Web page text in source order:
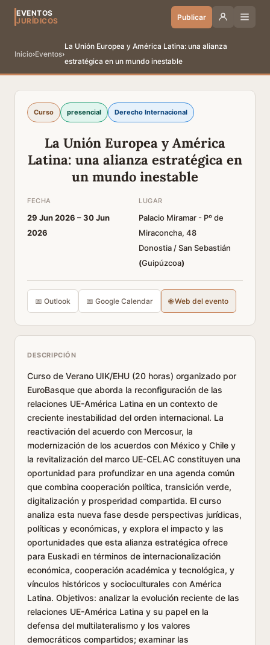
EVENTOS
JURÍDICOS
Publicar
Inicio›Eventos›
La Unión Europea y América Latina: una alianza
estratégica en un mundo inestable
Curso presencial Derecho Internacional
La Unión Europea y América
Latina: una alianza estratégica en
un mundo inestable
FECHA
29 Jun 2026 –30 Jun
2026
LUGAR
Palacio Miramar - Pº de
Miraconcha, 48
Donostia / San Sebastián
(Guipúzcoa)
📅 Outlook 📅 Google Calendar 🌐 Web del evento
DESCRIPCIÓN
Curso de Verano UIK/EHU (20 horas) organizado por
EuroBasque que aborda la reconfiguración de las
relaciones UE-América Latina en un contexto de
creciente inestabilidad del orden internacional. La
reactivación del acuerdo con Mercosur, la
modernización de los acuerdos con México y Chile y
la revitalización del marco UE-CELAC constituyen una
oportunidad para profundizar en una agenda común
que combina cooperación política, transición verde,
digitalización y prosperidad compartida. El curso
analiza esta nueva fase desde perspectivas jurídicas,
políticas y económicas, y explora el impacto y las
oportunidades que esta alianza estratégica ofrece
para Euskadi en términos de internacionalización
económica, cooperación académica y tecnológica, y
vínculos históricos y socioculturales con América
Latina. Objetivos: analizar la evolución reciente de las
relaciones UE-América Latina y su papel en la
defensa del multilateralismo y los valores
democráticos compartidos; examinar las